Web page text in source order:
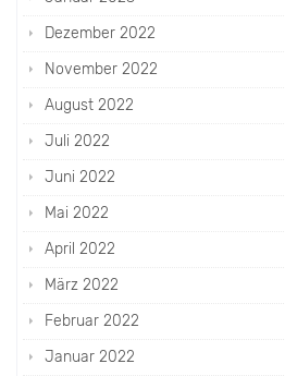
Dezember 2022
November 2022
August 2022
Juli 2022
Juni 2022
Mai 2022
April 2022
März 2022
Februar 2022
Januar 2022